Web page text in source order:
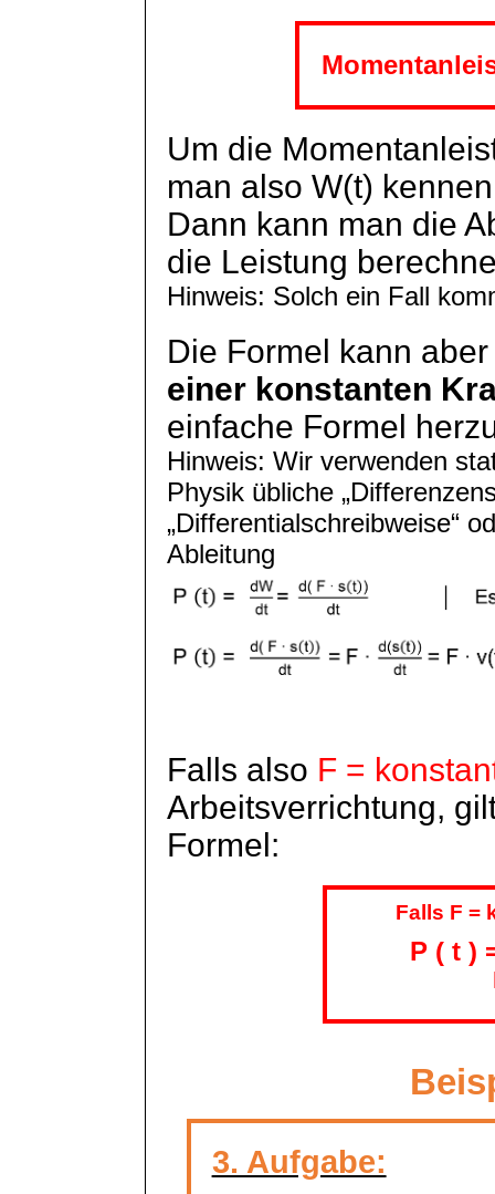
Um die
man also W(t)
Dann kann man die
die Leistung
Hinweis: Solch ein Fall
Die Formel kann
einer konstanten
einfache Formel
Hinweis: Wir verwenden
Physik übliche
„Differentialschreibweise“
Ableitung
Falls also F =
Arbeitsverrichtung,
Formel:
Falls F =
P ( t)
3. Aufgabe: